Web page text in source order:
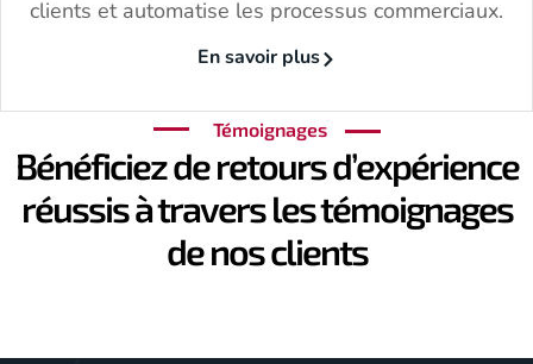
clients et automatise les processus commerciaux.
En savoir plus
Témoignages
Bénéficiez de retours d’expérience
réussis à travers les témoignages
de nos clients